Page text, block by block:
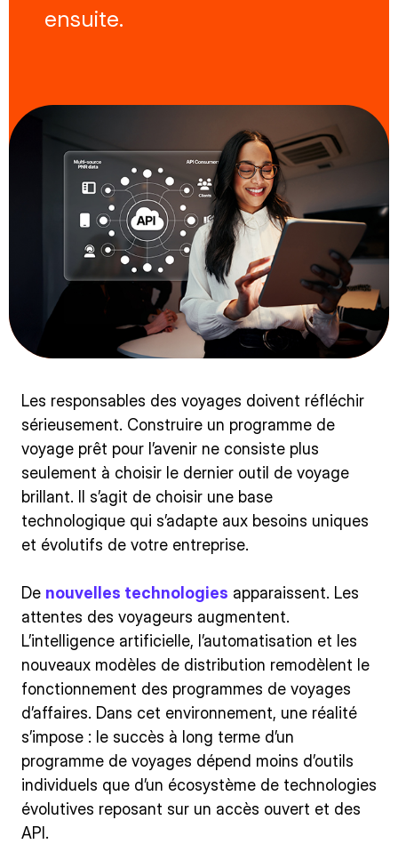
ensuite.
Les responsables des voyages doivent réfléchir
sérieusement. Construire un programme de
voyage prêt pour l’avenir ne consiste plus
seulement à choisir le dernier outil de voyage
brillant. Il s’agit de choisir une base
technologique qui s’adapte aux besoins uniques
et évolutifs de votre entreprise.
De nouvelles technologies apparaissent. Les
attentes des voyageurs augmentent.
L’intelligence artificielle, l’automatisation et les
nouveaux modèles de distribution remodèlent le
fonctionnement des programmes de voyages
d’affaires. Dans cet environnement, une réalité
s’impose : le succès à long terme d’un
programme de voyages dépend moins d’outils
individuels que d’un écosystème de technologies
évolutives reposant sur un accès ouvert et des
API.